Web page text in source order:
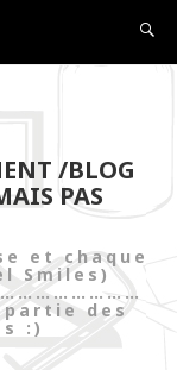
/BLOG
PAS
et chaque
Smiles)
des
:)